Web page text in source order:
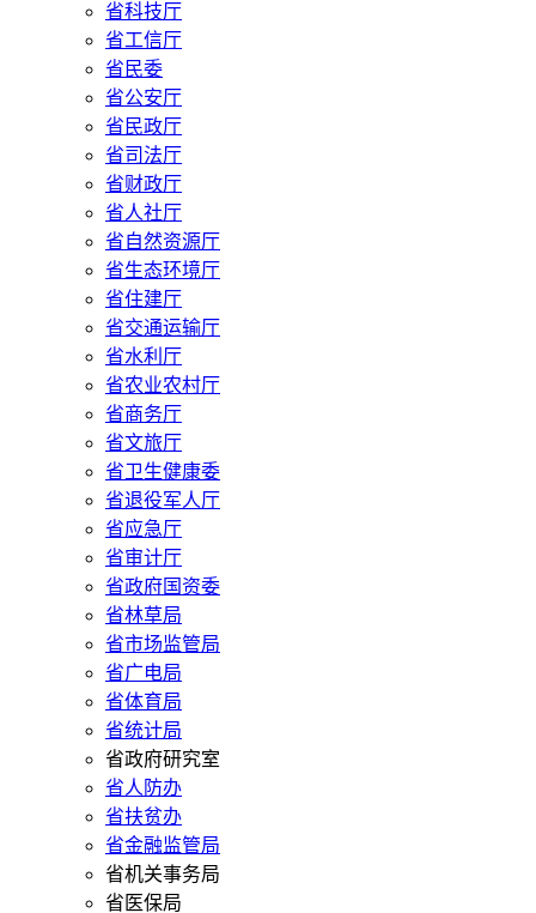
省科技厅
省工信厅
省民委
省公安厅
省民政厅
省司法厅
省财政厅
省人社厅
省自然资源厅
省生态环境厅
省住建厅
省交通运输厅
省水利厅
省农业农村厅
省商务厅
省文旅厅
省卫生健康委
省退役军人厅
省应急厅
省审计厅
省政府国资委
省林草局
省市场监管局
省广电局
省体育局
省统计局
省政府研究室
省人防办
省扶贫办
省金融监管局
省机关事务局
省医保局